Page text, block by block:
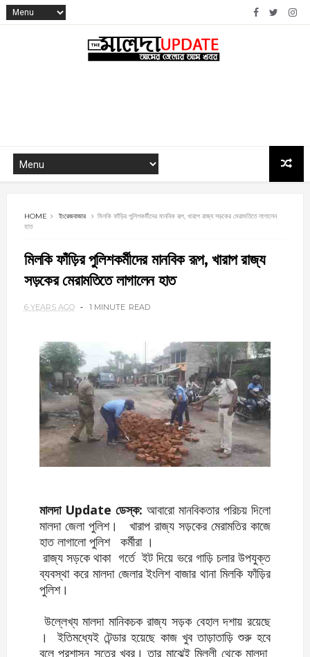
HOME ইংরেজবাজার
মিলকি ফাঁড়ির পুলিশকর্মীদের মানবিক রূপ, খারাপ রাজ্য সড়কের মেরামতিতে লাগালেন
হাত
মিলকি ফাঁড়ির পুলিশকর্মীদের মানবিক রূপ, খারাপ রাজ্য
সড়কের মেরামতিতে লাগালেন হাত
6 YEARS AGO 1 MINUTE READ
মালদা Update ডেস্ক: আবারো মানবিকতার পরিচয় দিলো
মালদা জেলা পুলিশ। খারাপ রাজ্য সড়কের মেরামতির কাজে
হাত লাগালো পুলিশ কর্মীরা ।
রাজ্য সড়কে থাকা গর্তে ইট দিয়ে ভরে গাড়ি চলার উপযুক্ত
ব্যবস্থা করে মালদা জেলার ইংলিশ বাজার থানা মিলকি ফাঁড়ির
পুলিশ।
উল্লেখ্য মালদা মানিকচক রাজ্য সড়ক বেহাল দশায় রয়েছে
। ইতিমধ্যেই টেন্ডার হয়েছে কাজ খুব তাড়াতাড়ি শুরু হবে
বলে প্রশাসন সূত্রে খবর। তার মাঝেই মিল্লী থেকে মালদা